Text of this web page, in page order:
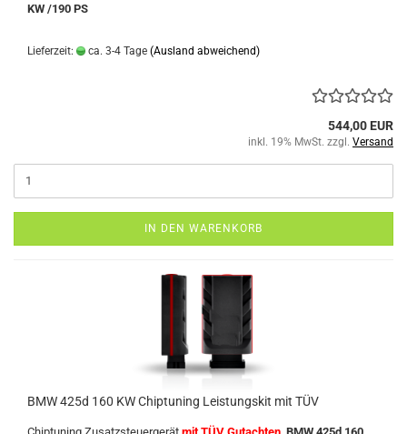
KW /190 PS
Lieferzeit: ca. 3-4 Tage (Ausland abweichend)
544,00 EUR
inkl. 19% MwSt. zzgl. Versand
IN DEN WARENKORB
BMW 425d 160 KW Chiptuning Leistungskit mit TÜV
Chiptuning Zusatzsteuergerät mit TÜV Gutachten BMW 425d 160